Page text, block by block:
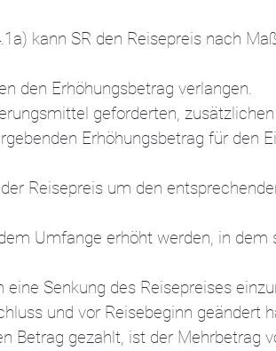
kann SR den Reisepreis nach
den Erhöhungsbetrag verlangen.
geforderten,
Erhöhungsbetrag für den
Reisepreis um den
Umfange erhöht werden, in
Senkung des Reisepreises
und vor Reisebeginn geändert
gezahlt, ist der Mehrbetrag